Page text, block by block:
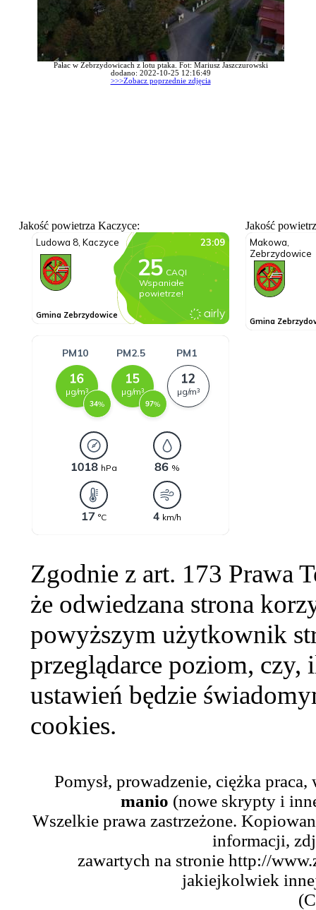
Pałac w Zebrzydowicach z lotu ptaka. Fot: Mariusz Jaszczurowski
dodano: 2022-10-25 12:16:49
>>>Zobacz poprzednie zdjęcia
Jakość powietrza Kaczyce: Jakość
Zgodnie z art. 173 Prawa
że odwiedzana strona
powyższym użytkownik
przeglądarce poziom,
ustawień będzie
cookies.
Pomysł, prowadzenie, ciężka
manio (nowe skrypty i
Wszelkie prawa zastrzeżone.
informacji,
zawartych na stronie http://
jakiejkolwiek